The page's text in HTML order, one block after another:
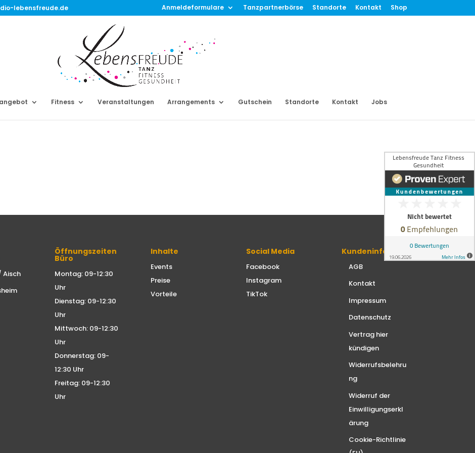
lebensfreude.de Anmeldeformulare Tanzpartnerbörse Standorte Kontakt Shop
Fitness Veranstaltungen Arrangements Gutschein Standorte Kontakt Jobs
Öffnungszeiten
Büro
Montag: 09-12:30
Uhr
Dienstag: 09-12:30
Uhr
Mittwoch: 09-12:30
Uhr
Donnerstag: 09-
12:30 Uhr
Freitag: 09-12:30
Uhr
Inhalte
Events
Preise
Vorteile
Social Media
Facebook
Instagram
TikTok
Kundeninfo:
AGB
Kontakt
Impressum
Datenschutz
Vertrag hier
kündigen
Widerrufsbelehru
ng
Widerruf der
Einwilligungserkl
ärung
Cookie-Richtlinie